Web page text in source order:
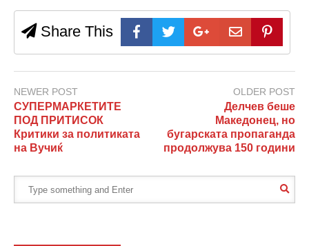
Share This
NEWER POST
СУПЕРМАРКЕТИТЕ
ПОД ПРИТИСОК
Критики за политиката
на Вучиќ
OLDER POST
Делчев беше
Македонец, но
бугарската пропаганда
продолжува 150 години